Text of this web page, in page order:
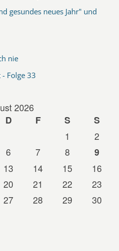
gesundes neues Jahr" und
nie
Folge 33
2026
D F S
S
1
2
6 7 8
9
13 14 15
16
20 21 22
23
27 28 29
30